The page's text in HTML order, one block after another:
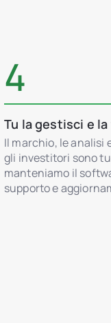
4
Tu la gestisci e
Il marchio, le analisi
gli investitori sono
manteniamo il
supporto e